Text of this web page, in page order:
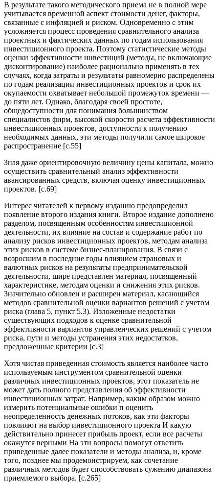
В результате такого методического приема не в полной мере
учитывается временной аспект стоимости денег, факторы,
связанные с инфляцией и риском. Одновременно с этим
усложняется процесс проведения сравнительного анализа
проектных и фактических данных по годам использования
инвестиционного проекта. Поэтому статистические методы
оценки эффективности инвестиций (методы, не включающие
дисконтирование) наиболее рационально применять в тех
случаях, когда затраты и результаты равномерно распределены
по годам реализации инвестиционных проектов и срок их
окупаемости охватывает небольшой промежуток времени —
до пяти лет. Однако, благодаря своей простоте,
общедоступности для понимания большинством
специалистов фирм, высокой скорости расчета эффективности
инвестиционных проектов, доступности к получению
необходимых данных, эти методы получили самое широкое
распространение [c.55]
Зная даже ориентировочную величину цены капитала, можно
осуществить сравнительный анализ эффективности
авансированных средств, включая оценку инвестиционных
проектов. [c.69]
Интерес читателей к первому изданию предопределил
появление второго издания книги. Второе издание дополнено
разделом, посвященным особенностям инвестиционной
деятельности, их влияние на состав и содержание работ по
анализу рисков инвестиционных проектов, методам анализа
этих рисков в системе бизнес-планирования. В связи с
возросшим в последние годы влиянием страновых и
валютных рисков на результаты предпринимательской
деятельности, шире представлен материал, посвященный
характеристике, методам оценки и снижения этих рисков.
Значительно обновлен и расширен материал, касающийся
методов сравнительной оценки вариантов решений с учетом
риска (глава 5, пункт 5.3). Изложенные недостатки
существующих подходов к оценке сравнительной
эффективности вариантов управленческих решений с учетом
риска, пути и методы устранения этих недостатков,
предложенные критерии [c.3]
Хотя чистая приведенная стоимость является наиболее часто
используемым инструментом сравнительной оценки
различных инвестиционных проектов, этот показатель не
может дать полного представления об эффективности
инвестиционных затрат. Например, каким образом можно
измерить потенциальные ошибки п оценить
неопределенность денежных потоков, как эти факторы
повлияют на выбор инвестиционного проекта И какую
действительно принесет прибыль проект, если все расчеты
окажутся верными На эти вопросы помогут ответить
приведенные далее показатели и методы анализа, и, кроме
того, позднее мы продемонстрируем, как сочетание
различных методов будет способствовать сужению диапазона
приемлемого выбора. [c.265]